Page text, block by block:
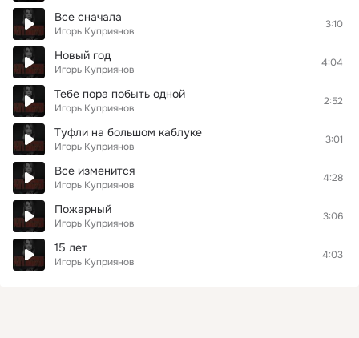
Все сначала
Игорь Куприянов
3:10
Новый год
Игорь Куприянов
4:04
Тебе пора побыть одной
Игорь Куприянов
2:52
Туфли на большом каблуке
Игорь Куприянов
3:01
Все изменится
Игорь Куприянов
4:28
Пожарный
Игорь Куприянов
3:06
15 лет
Игорь Куприянов
4:03